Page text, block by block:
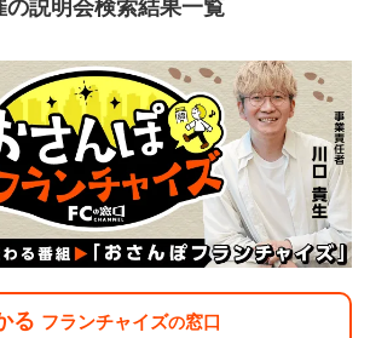
円
円
円
グ
ング
業
ム
ログイン
説明会検索結果一覧
る フランチャイズの窓口